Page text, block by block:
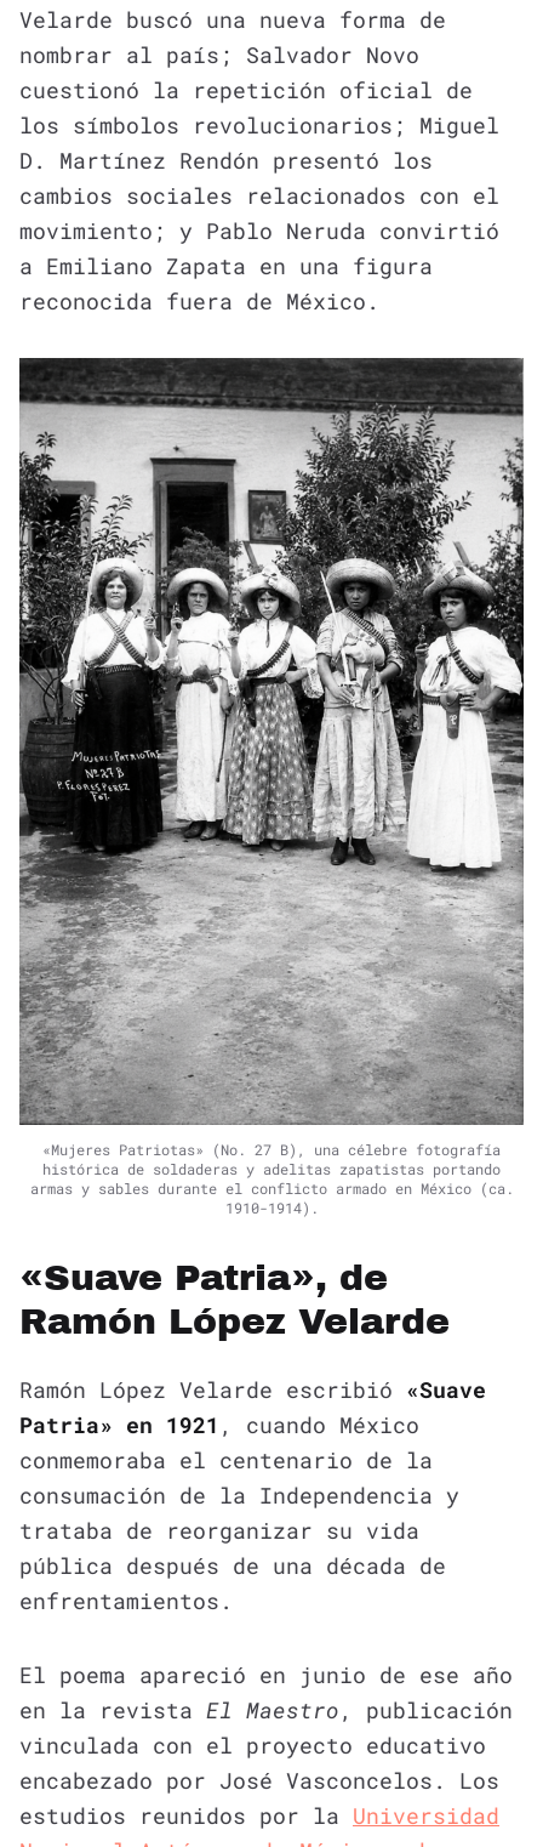
Velarde buscó una nueva forma de
nombrar al país; Salvador Novo
cuestionó la repetición oficial de
los símbolos revolucionarios; Miguel
D. Martínez Rendón presentó los
cambios sociales relacionados con el
movimiento; y Pablo Neruda convirtió
a Emiliano Zapata en una figura
reconocida fuera de México.
«Mujeres Patriotas» (No. 27 B), una célebre fotografía
histórica de soldaderas y adelitas zapatistas portando
armas y sables durante el conflicto armado en México (ca.
1910-1914).
«Suave Patria», de
Ramón López Velarde
Ramón López Velarde escribió «Suave
Patria» en 1921 , cuando México
conmemoraba el centenario de la
consumación de la Independencia y
trataba de reorganizar su vida
pública después de una década de
enfrentamientos.
El poema apareció en junio de ese año
en la revista El Maestro , publicación
vinculada con el proyecto educativo
encabezado por José Vasconcelos. Los
estudios reunidos por la Universidad